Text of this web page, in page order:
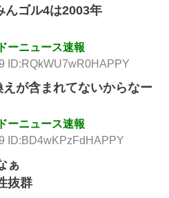
んゴル4は2003年
ーニュース速報
ID:RQkWU7wR0HAPPY
が含まれてないからなー
ーニュース速報
ID:BD4wKPzFdHAPPY
ぁ
抜群